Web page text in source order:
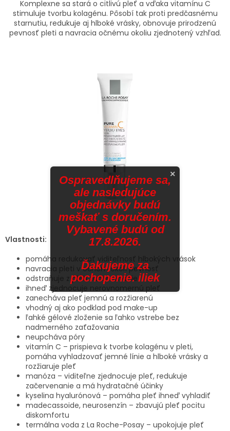
Komplexne sa stará o citlivú pleť a vďaka vitamínu C
stimuluje tvorbu kolagénu. Pôsobí tak proti predčasnému
starnutiu, redukuje aj hlboké vrásky, obnovuje prirodzenú
pevnosť pleti a navracia očnému okoliu zjednotený vzhľad.
Vlastnosti:
pomáha redukovať viditeľnosť hlbokých vrások
navracia pleti v očnom okolí pevnosť
odstraňuje z pleti začervenanie
ihneď zjednocuje nerovnomernú pleť
zanecháva pleť jemnú a rozžiarenú
vhodný aj ako podklad pod make-up
ľahké gélové zloženie sa ľahko vstrebe bez
nadmerného zaťažovania
neupcháva póry
vitamín C – prispieva k tvorbe kolagénu v pleti,
pomáha vyhladzovať jemné línie a hlboké vrásky a
rozžiaruje pleť
manóza – viditeľne zjednocuje pleť, redukuje
začervenanie a má hydratačné účinky
kyselina hyalurónová – pomáha pleť ihneď vyhladiť
madecassoide, neurosenzín – zbavujú pleť pocitu
diskomfortu
termálna voda z La Roche-Posay – upokojuje pleť
×
Ospravedlňujeme sa,
ale nasledujúce
objednávky budú
meškať s doručením.
Vybavené budú od
17.8.2026.
Ďakujeme za
pochopenie. iliek